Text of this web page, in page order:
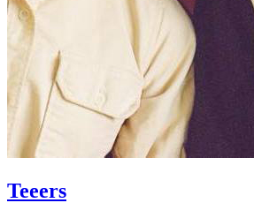
Teeers